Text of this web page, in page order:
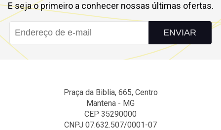
E seja o primeiro a conhecer nossas últimas ofertas.
ENVIAR
Praça da Biblia, 665, Centro
Mantena - MG
CEP 35290000
CNPJ 07.632.507/0001-07